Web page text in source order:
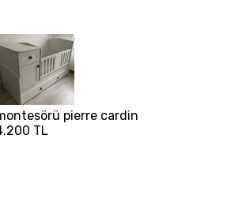
pierre cardin
TL